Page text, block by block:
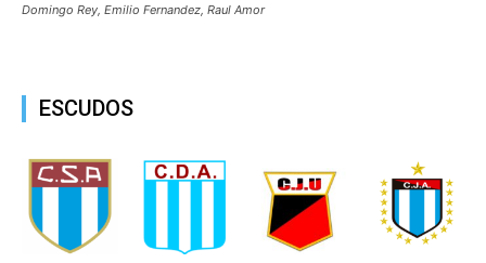
Domingo Rey, Emilio Fernandez, Raul Amor
ESCUDOS